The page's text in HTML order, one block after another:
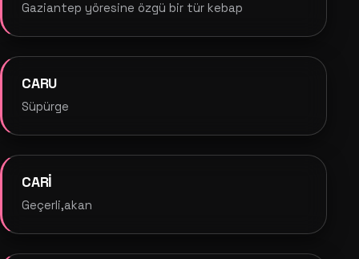
Gaziantep yöresine özgü bir tür kebap
CARU
Süpürge
CARİ
Geçerli,akan